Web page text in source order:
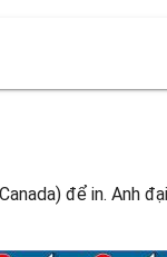
để in. Anh